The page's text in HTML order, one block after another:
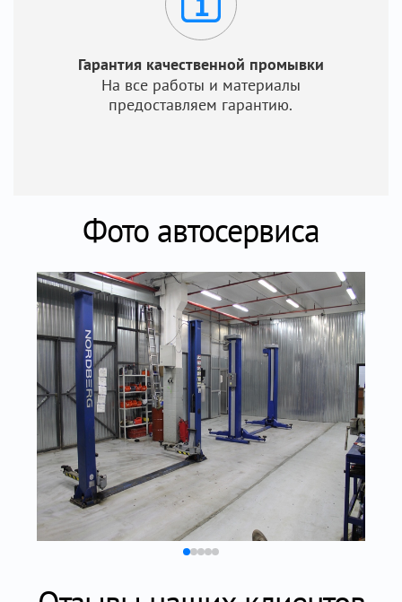
Гарантия качественной промывки
На все работы и материалы
предоставляем гарантию.
Фото автосервиса